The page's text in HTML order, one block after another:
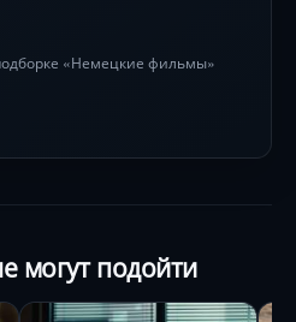
«Немецкие фильмы»
могут подойти